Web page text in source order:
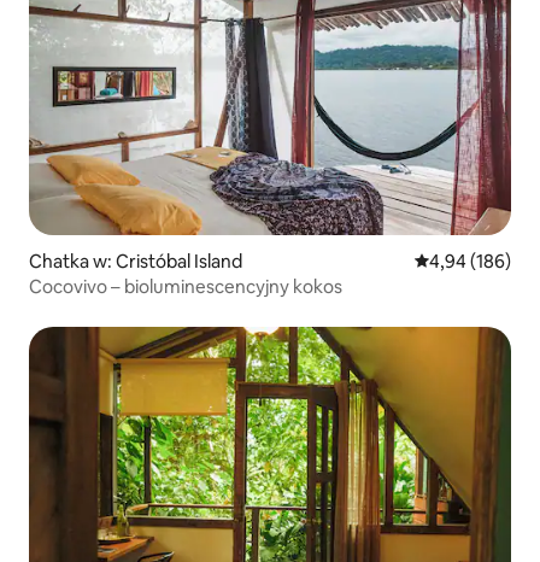
Chatka w: Cristóbal Island Średnia
4,94 (186)
Cocovivo – bioluminescencyjny kokos